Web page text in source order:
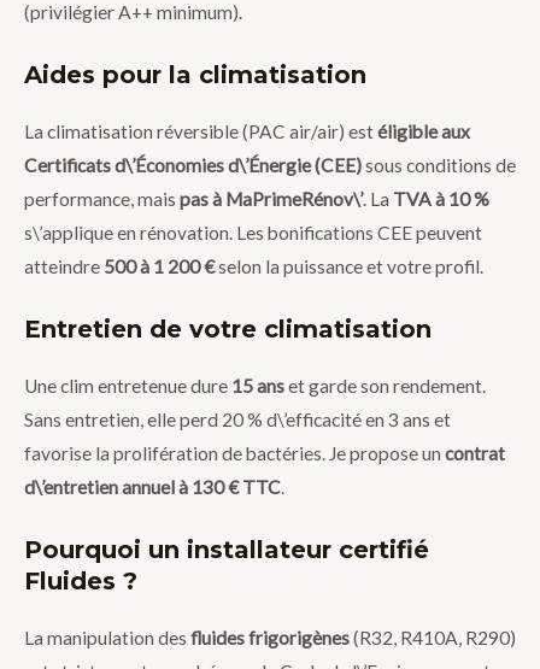
(privilégier A++ minimum).
Aides pour la climatisation
La climatisation réversible (PAC air/air) estéligible aux
Certificats d\’Économies d\’Énergie (CEE)sous conditions de
performance, mais pas à MaPrimeRénov\’. La TVA à 10 %
s\’applique en rénovation. Les bonifications CEE peuvent
atteindre 500 à 1 200 €selon la puissance et votre profil.
Entretien de votre climatisation
Une clim entretenue dure 15 anset garde son rendement.
Sans entretien, elle perd 20 % d\’efficacité en 3 ans et
favorise la prolifération de bactéries. Je propose un contrat
d\’entretien annuel à 130 € TTC.
Pourquoi un installateur certifié
Fluides ?
La manipulation des fluides frigorigènes(R32, R410A, R290)